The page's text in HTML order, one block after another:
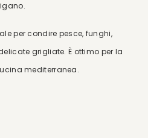
per condire pesce, funghi,
grigliate. È ottimo per la
mediterranea.